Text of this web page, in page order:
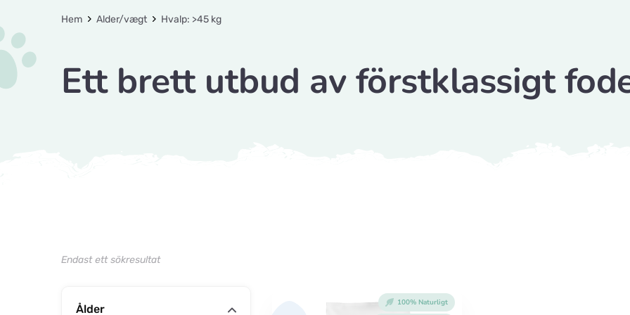
Hem Alder/vægt Hvalp: >45 kg
Ett brett utbud av förstklassigt
Endast ett sökresultat
Ålder 100% Naturligt